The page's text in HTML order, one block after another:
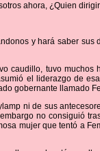
ahora, ¿Quien
y hará saber sus
caudillo, tuvo muchos
el liderazgo de
gobernante llamado
ni de sus
no consiguió
mujer que tentó a